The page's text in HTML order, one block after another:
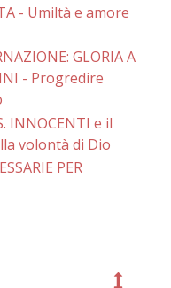
- Umiltà e amore
GLORIA A
- Progredire
INNOCENTI e il
volontà di Dio
PER